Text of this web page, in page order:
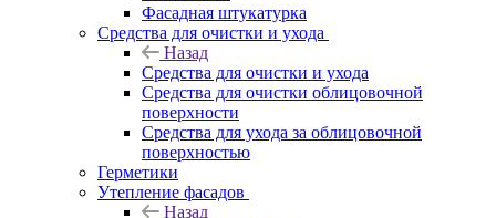
Фасадная штукатурка
Средства для очистки и ухода
Назад
Средства для очистки и ухода
Средства для очистки облицовочной
поверхности
Средства для ухода за облицовочной
поверхностью
Герметики
Утепление фасадов
Назад